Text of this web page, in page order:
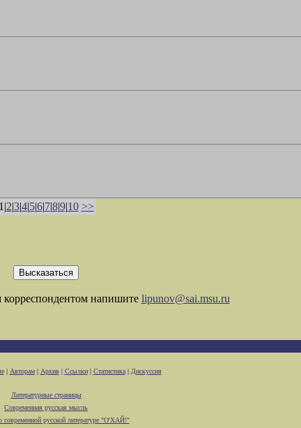
1|2|3|4|5|6|7|8|9|10 >>
напишите lipunov@sai.msu.ru
| Авторам| Архив| Ссылки| Статистика| Дискуссия
Литературные страницы
Современная русская мысль
современной русской литературе "О'ХАЙ!"